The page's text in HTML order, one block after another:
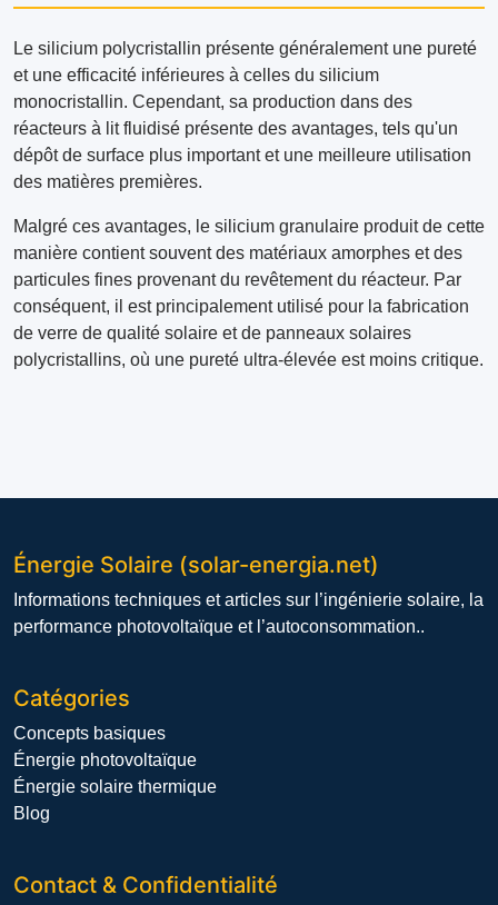
Le silicium polycristallin présente généralement une pureté
et une efficacité inférieures à celles du silicium
monocristallin. Cependant, sa production dans des
réacteurs à lit fluidisé présente des avantages, tels qu'un
dépôt de surface plus important et une meilleure utilisation
des matières premières.
Malgré ces avantages, le silicium granulaire produit de cette
manière contient souvent des matériaux amorphes et des
particules fines provenant du revêtement du réacteur. Par
conséquent, il est principalement utilisé pour la fabrication
de verre de qualité solaire et de panneaux solaires
polycristallins, où une pureté ultra-élevée est moins critique.
Énergie Solaire (solar-energia.net)
Informations techniques et articles sur l’ingénierie solaire, la
performance photovoltaïque et l’autoconsommation..
Catégories
Concepts basiques
Énergie photovoltaïque
Énergie solaire thermique
Blog
Contact & Confidentialité